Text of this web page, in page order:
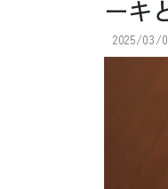
ーキ
2025/03/